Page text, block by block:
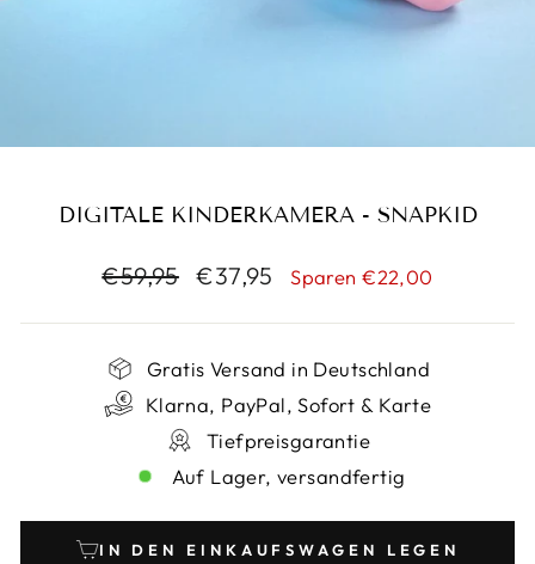
DIGITALE KINDERKAMERA - SNAPKID
Normaler
€59,95 Sonderpreis
€37,95 Sparen €22,00
Gratis Versand in Deutschland
Klarna, PayPal, Sofort & Karte
Tiefpreisgarantie
Auf Lager, versandfertig
IN DEN EINKAUFSWAGEN LEGEN